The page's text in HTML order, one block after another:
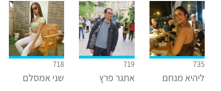
735
ליהיא מנחם
719
אתגר פרץ
718
שני אמסלם